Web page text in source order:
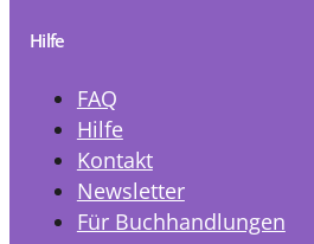
Hilfe
FAQ
Hilfe
Kontakt
Newsletter
Für Buchhandlungen